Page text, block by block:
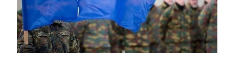
Gương sáng
Golf
Giáng sinh